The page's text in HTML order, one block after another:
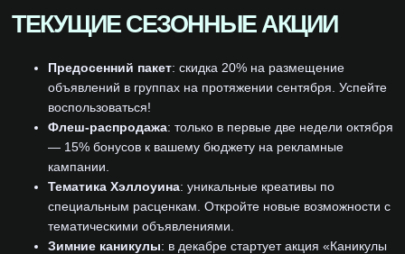
ТЕКУЩИЕ СЕЗОННЫЕ АКЦИИ
Предосенний пакет: скидка 20% на размещение
объявлений в группах на протяжении сентября. Успейте
воспользоваться!
Флеш-распродажа: только в первые две недели октября
— 15% бонусов к вашему бюджету на рекламные
кампании.
Тематика Хэллоуина: уникальные креативы по
специальным расценкам. Откройте новые возможности с
тематическими объявлениями.
Зимние каникулы: в декабре стартует акция «Каникулы